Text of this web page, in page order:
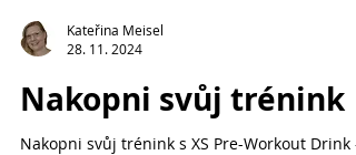
Kateřina Meisel
28. 11. 2024
Nakopni svůj trénink
Nakopni svůj trénink s XS Pre-Workout Drink -